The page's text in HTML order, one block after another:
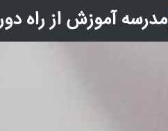
مدرسه آموزش از راه